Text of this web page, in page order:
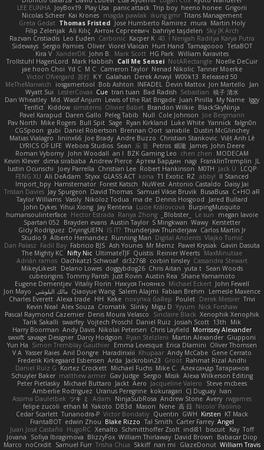
LEE EUNHA JoyBox19 Play Usa panic attack Trip boy heeno honee Grigorii
Nicolas Scheer Kai Krones magda pawlak ikung gmr Titans Management
Greta Gedat Thomas Fristed Jose Humberto Ramirez mura Martin Holy
Filip Zelenjak Ali Kılıç Антон Сергеевич bahriye taşdelen Sky JK Arch
Razvan Cristiadis Leo Euden Carbonic Kacper K 40. I Nengah Raditya Karya Putra
Sideways Sergio Pamies Oliver Viorel Vlaican Hurt Hand Tamagoooo TetaBOT
Kira V XanderDK John B. Mark Scott HG Park William Karavites
Trollstuhl HagenLord Mark Habbish Call Me Sensei NotARectangle Noelle DeCuir
jae hoon Choi Yd C M C Cameron Taylor Nenad Nikolic Tanner Moerke
Victor Ofvergard 苏打 K Y Galahan Derek Anwyl W00k13 Released 50
MeTheManwich
iosgamertool Bob Ashton INFADEL Devin Mattox Jon Martello
Jan
Wyatt Sui
LesterCovax Cue tran tuan Bad Radish Sebastian 暁子 清水
Dan Wheatley Md. Wasif Anjum Lewis of the Rat Brigade Juan Pinilla My Name Iggy
Terifict Kiddow simsterns Olivier Babet Brandon Wilkie BlackSkyNinja
Pavel Karapud Daren Gallo Peleg Tabib Null Cole Johnson Joe Bergmann
Pav North Mike Rogers Bull Spit Sage Ryan Kirkland Luke White Yannick falgn0n
CGSpoon gubi Daniel Robertson Brennan Oort sanxbile Dustin McGlinchey
Matias Vialagro
lininx66 Joe Brady Andre Buzzo Christian Stankovic Việt Anh Lê
LYRICS OF LIFE Webora Studios Sean 乐 音 Petros 眠瓏 James John Deere
Roman Vyborny John Woodall an l BZK Gaming Leo chen zhen
MODECAM
Kevin Klever dima sirababa Andrew Pierce Артем Бардин nagi FranklinTremplin JL
Iustin Ocunschi
Joey Parrella Christian Lee Robert Hankinson M0TH Jack Ü
LCQP
FENG XU Ali DeAdam Styxx GLASS ACT kona T1 Exotic RZ abby! ll Stanced
Import_bpy Hamsternator Forest Katsch NuWest Antonio Castaldo Daisy Jai
Tristan Davies Jay Spurgeon David Thomas Samuel Vikse Bruvik BusaBusa C+HO aR
Taylor Williams Vasily Nikoloz Todua ma de Dennis Hosgood
Jared Bullard
John Dykes Yihui Xiong Jay Renteria Lucie Královcová BurpingMusquito
humansoulinterface Hector Estrada Ranya Zhong _Blobster_ Le sun
megan lavoie
Spartan 052 Brayden evans Austin Taylor S Mingkwan Wawy Kerstetter
Gicly Rodríguez DryingUEFN IS IT? Thunderjaw Thunderjaw Carlos Martin Jr
Studio 9 Alberto Hernandez Running Man Digital Ancients Vlajko Tomić
Dan Palasz Fadil Bay Fabricio BJS Ash Younes Mr Memz Paweł Krysiak Gavin Dasuta
The Mighty KC Nifty Nic UltimateTJF Quistis Reinier Weerts MaxMinutiae
Adrián ramos Oachkatzl Schwoaf dr32768 corbin tinsley Cassandra Stewart
MikeyLikesIt Delano Lowes doggybdog26 Chris Aitan yuta t Sean Woods
cubeorigins Tommy Parish Just Rovin Austin Rea Shane Yamamoto
Eugene Dementjev Vitaliy Florin Никуся Гноянко Michael Eckert John Fewell
Jon Mayo مالك البلوشي Qiaoyue Wang Salem Alajmi Fabian Brehm
Lemesle Maxence
Charles Everett Alexa trade HH Keke покупка байер Poulet Derek Messier Trivi
Kevin Neal Alex Souza Cromatik Slinky Migu D Yyyum Nick Forshaw
Pascal Raymond Cazemier Denis Moura Velasco Sinclaire Black Xenophik Xenophik
Tarik Sakalli swarfey Vojtech Proschl Daniel Ruiz Josiah Scott 13th
Mik
Harry Boorman Andy Davis Nikolai Petersen Chris Layfield Morrissey Alexander
swxift savage Designer Darcy Hodgson Ryan Stelzleni Martin Alexander Giupponi
Yun Ha Simon Tremblay Gauthier Emma Levesque Erica Dlamini Oliver Thomsen
V A Yasser Raies Anil Dongre Haradinxiii Khupaar Andy McCabe Gene Cerrato
Frederik Kirkegaard Esbensen Arda Jackrobin23 Groot Rahmat Rizal Andhi
Daniel Ruiz G Kortez Crockett Michael Fuchs Mike C. Александр Татаринов
Schuyler Baker matthew armer Gav Judge Sergio Misik Alexa Wilkerson Editing
Peter Pietlasky Michael Buttaro Jackt Aero Jacqueline Valero
Steve mcbees
Amberlie Rodriguez Uranus Peregrine kokuragari CJ Duguay Ivan
Assima Dauletbek ツキ ミ Adam NinjaSubRosa Andrew Stone Avery rwgames
felipe zucoli ethan M Yakoto DB3d Mason Nene 高 日 Nicolo' Paolino
Cedar Scarlett Tunanodra-P Victor Bondatiy Quentin GWH Kirsten KT Mack
FrantaBOT edwin Zhou Blake Rizzo Tal Smith Carter Farrey Angel
Juan José Castaño HugoRC Xenalto Schmitthoffer Zsolt indi81 biscuit Kay Toff
Jovana
Sofiya Ibragimova BlizzyFox William Thirlaway David Brown
Babacar Diop
Marco noCrxdit Samuel Furr Trisha Chua Skkiff nan mi GlazeDonut William Travis